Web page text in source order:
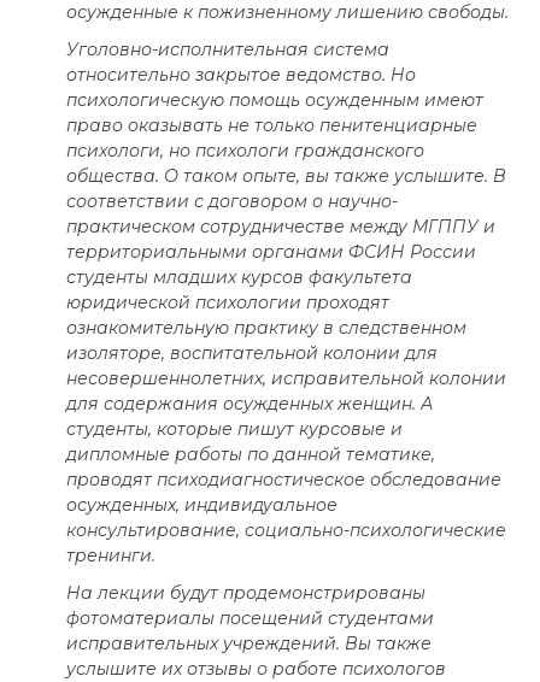
осужденные к пожизненному лишению свободы.
Уголовно-исполнительная система
относительно закрытое ведомство. Но
психологическую помощь осужденным имеют
право оказывать не только пенитенциарные
психологи, но психологи гражданского
общества. О таком опыте, вы также услышите. В
соответствии с договором о научно-
практическом сотрудничестве между МГППУ и
территориальными органами ФСИН России
студенты младших курсов факультета
юридической психологии проходят
ознакомительную практику в следственном
изоляторе, воспитательной колонии для
несовершеннолетних, исправительной колонии
для содержания осужденных женщин. А
студенты, которые пишут курсовые и
дипломные работы по данной тематике,
проводят психодиагностическое обследование
осужденных, индивидуальное
консультирование, социально-психологические
тренинги.
На лекции будут продемонстрированы
фотоматериалы посещений студентами
исправительных учреждений. Вы также
услышите их отзывы о работе психологов